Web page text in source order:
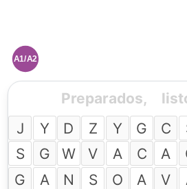
A1/A2
Preparados,
J
Y D Z Y G C
S
G W V A C A
G
A N S O A V